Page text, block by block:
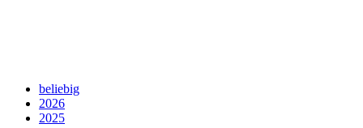
beliebig
2026
2025